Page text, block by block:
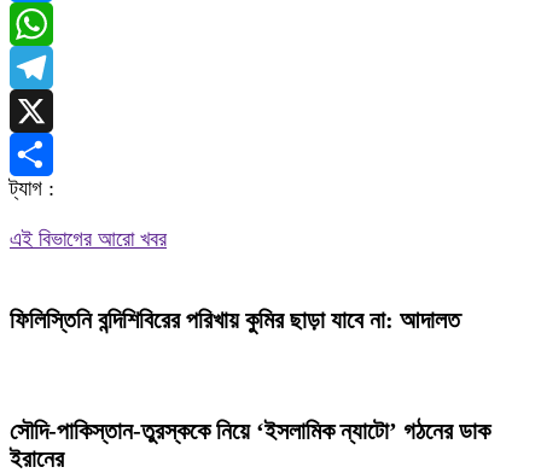
Messenger
WhatsApp
Telegram
X
Share
ট্যাগ :
এই বিভাগের আরো খবর
ফিলিস্তিনি বন্দিশিবিরের পরিখায় কুমির ছাড়া যাবে না: আদালত
সৌদি-পাকিস্তান-তুরস্ককে নিয়ে ‘ইসলামিক ন্যাটো’ গঠনের ডাক
ইরানের